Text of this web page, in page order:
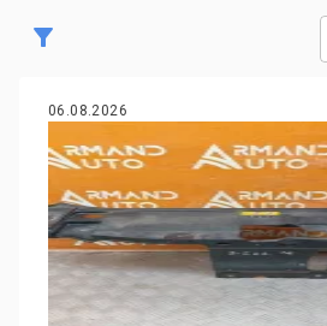
06.08.2026